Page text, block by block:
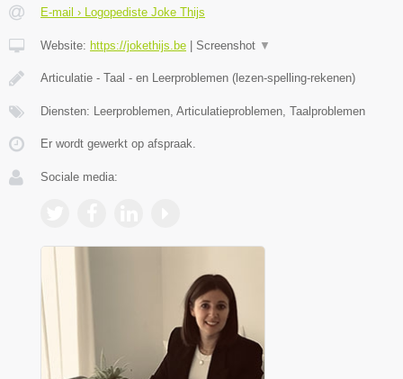
E-mail › Logopediste Joke Thijs
Website: https://jokethijs.be Screenshot ▼
Articulatie - Taal - en Leerproblemen (lezen-spelling-rekenen)
Diensten: Leerproblemen, Articulatieproblemen, Taalproblemen
Er wordt gewerkt op afspraak.
Sociale media: